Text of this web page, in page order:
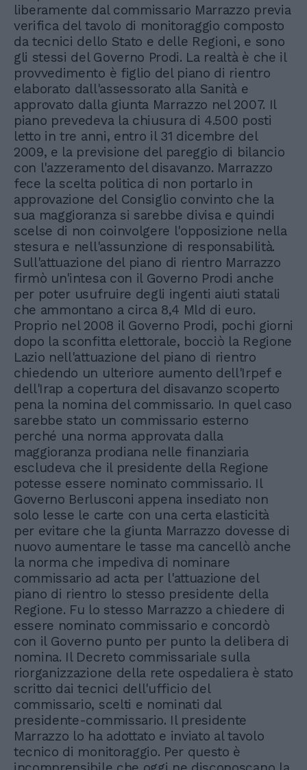
liberamente dal commissario Marrazzo previa
verifica del tavolo di monitoraggio composto
da tecnici dello Stato e delle Regioni, e sono
gli stessi del Governo Prodi. La realtà è che il
provvedimento è figlio del piano di rientro
elaborato dall'assessorato alla Sanità e
approvato dalla giunta Marrazzo nel 2007. Il
piano prevedeva la chiusura di 4.500 posti
letto in tre anni, entro il 31 dicembre del
2009, e la previsione del pareggio di bilancio
con l'azzeramento del disavanzo. Marrazzo
fece la scelta politica di non portarlo in
approvazione del Consiglio convinto che la
sua maggioranza si sarebbe divisa e quindi
scelse di non coinvolgere l'opposizione nella
stesura e nell'assunzione di responsabilità.
Sull'attuazione del piano di rientro Marrazzo
firmò un'intesa con il Governo Prodi anche
per poter usufruire degli ingenti aiuti statali
che ammontano a circa 8,4 Mld di euro.
Proprio nel 2008 il Governo Prodi, pochi giorni
dopo la sconfitta elettorale, bocciò la Regione
Lazio nell'attuazione del piano di rientro
chiedendo un ulteriore aumento dell'Irpef e
dell'Irap a copertura del disavanzo scoperto
pena la nomina del commissario. In quel caso
sarebbe stato un commissario esterno
perché una norma approvata dalla
maggioranza prodiana nelle finanziaria
escludeva che il presidente della Regione
potesse essere nominato commissario. Il
Governo Berlusconi appena insediato non
solo lesse le carte con una certa elasticità
per evitare che la giunta Marrazzo dovesse di
nuovo aumentare le tasse ma cancellò anche
la norma che impediva di nominare
commissario ad acta per l'attuazione del
piano di rientro lo stesso presidente della
Regione. Fu lo stesso Marrazzo a chiedere di
essere nominato commissario e concordò
con il Governo punto per punto la delibera di
nomina. Il Decreto commissariale sulla
riorganizzazione della rete ospedaliera è stato
scritto dai tecnici dell'ufficio del
commissario, scelti e nominati dal
presidente-commissario. Il presidente
Marrazzo lo ha adottato e inviato al tavolo
tecnico di monitoraggio. Per questo è